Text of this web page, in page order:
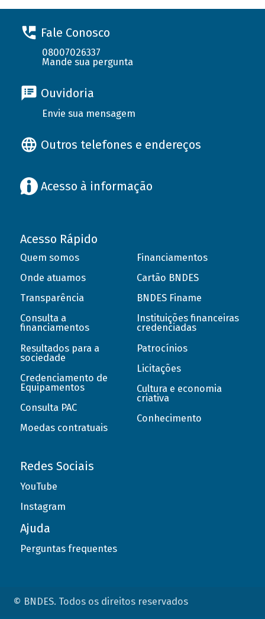
Fale Conosco
08007026337
Mande sua pergunta
Ouvidoria
Envie sua mensagem
Outros telefones e endereços
Acesso à informação
Acesso Rápido
Quem somos
Onde atuamos
Transparência
Consulta a
financiamentos
Resultados para a
sociedade
Credenciamento de
Equipamentos
Consulta PAC
Moedas contratuais
Financiamentos
Cartão BNDES
BNDES Finame
Instituições financeiras
credenciadas
Patrocínios
Licitações
Cultura e economia
criativa
Conhecimento
Redes Sociais
YouTube
Instagram
Ajuda
Perguntas frequentes
© BNDES. Todos os direitos reservados